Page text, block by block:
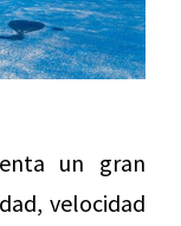
un gran
velocidad